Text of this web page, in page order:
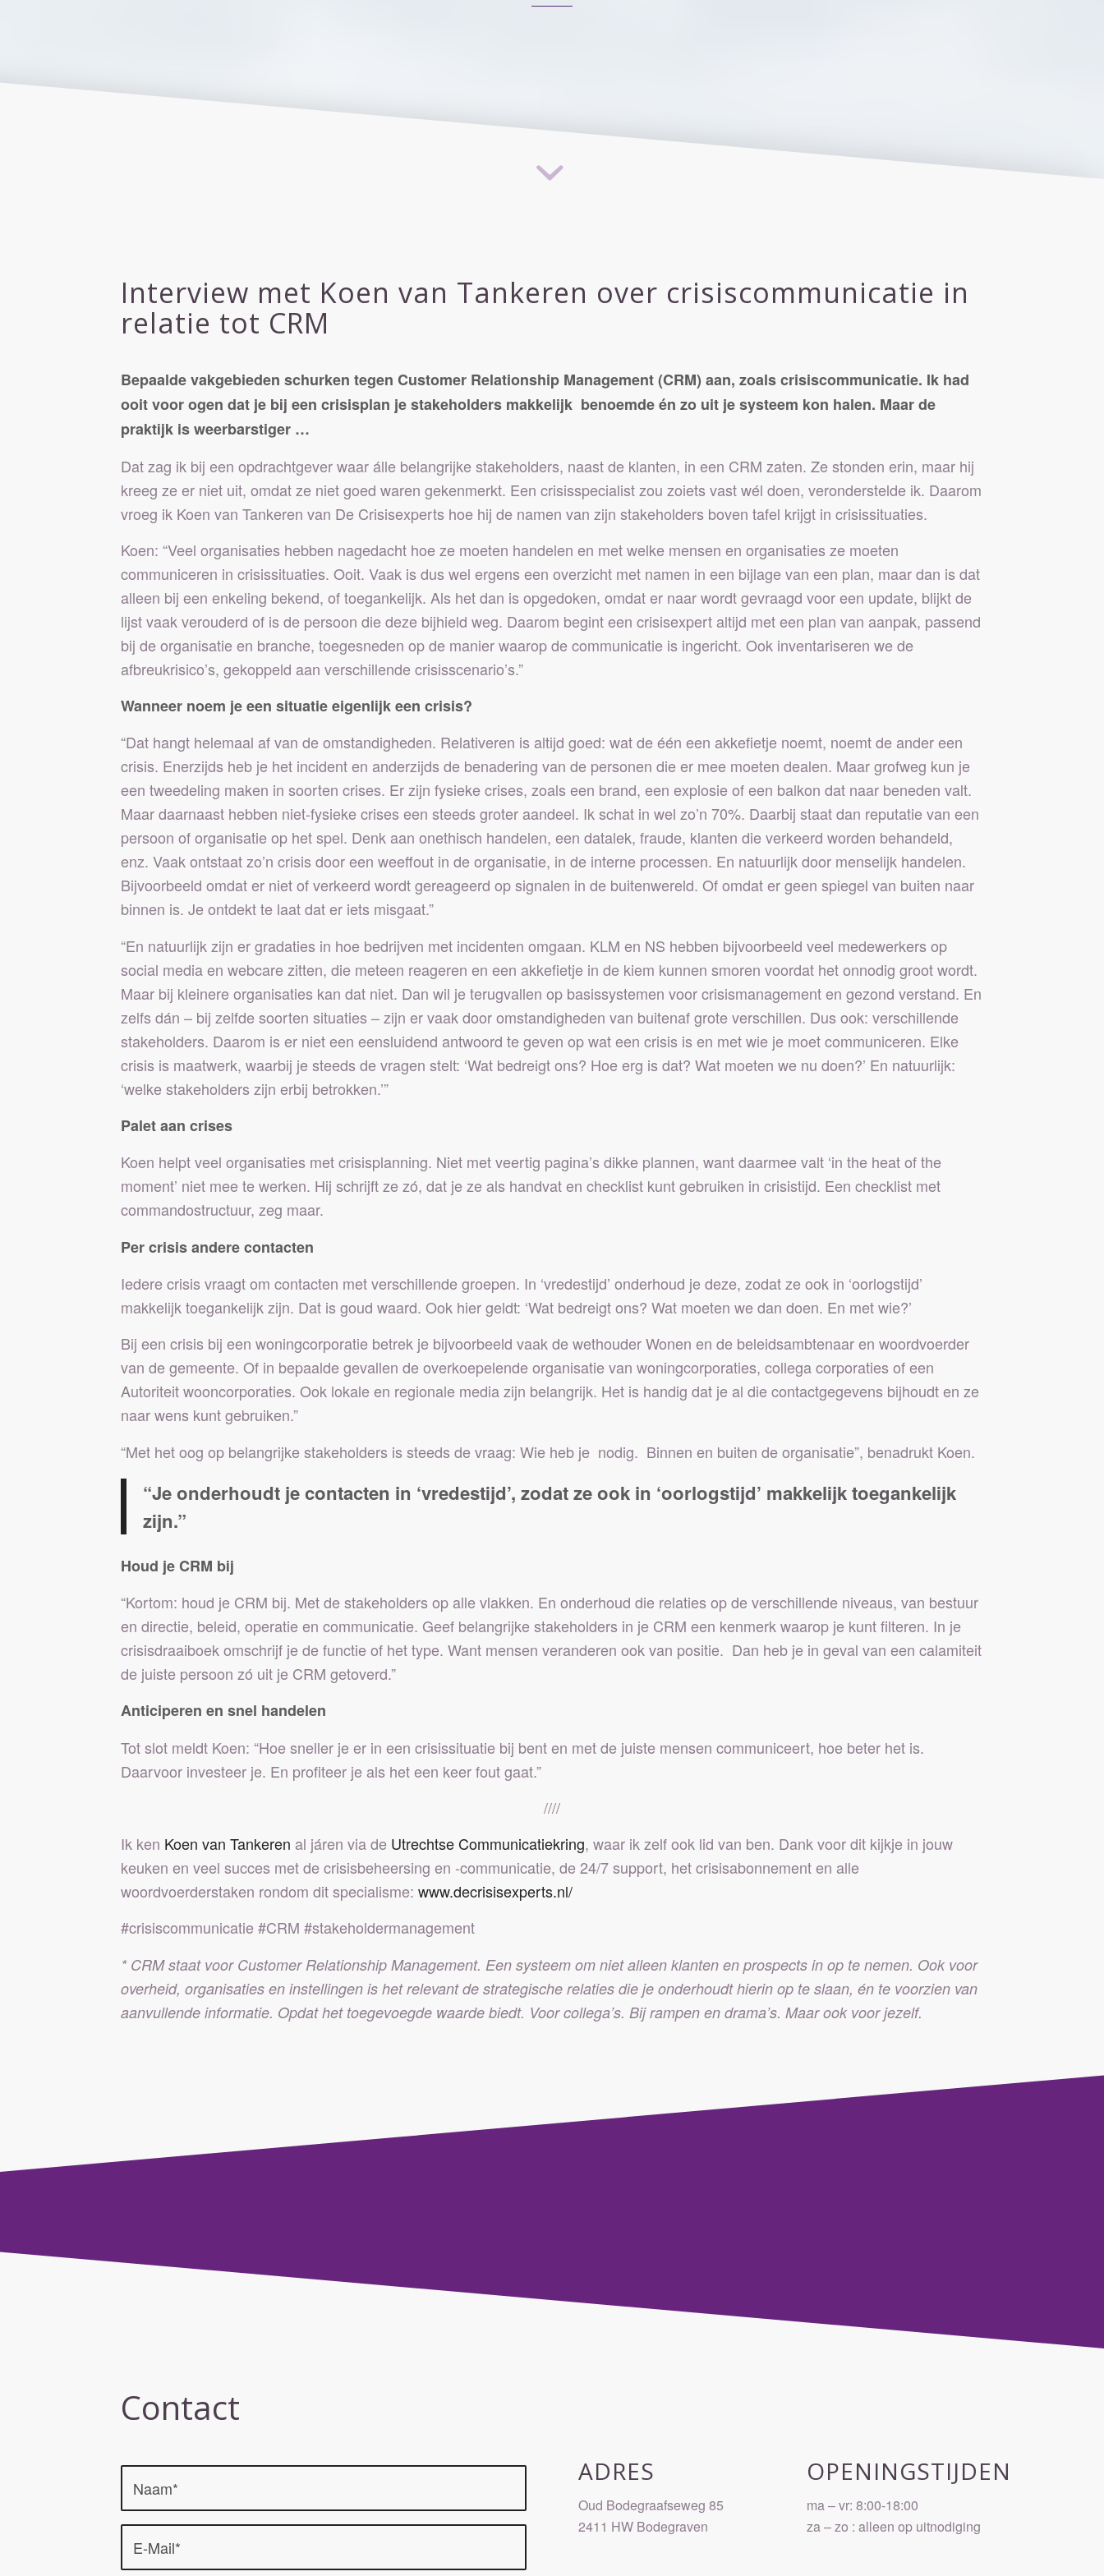
Interview met Koen van Tankeren over crisiscommunicatie in
relatie tot CRM
Bepaalde vakgebieden schurken tegen Customer Relationship Management (CRM) aan, zoals crisiscommunicatie. Ik had
ooit voor ogen dat je bij een crisisplan je stakeholders makkelijk benoemde én zo uit je systeem kon halen. Maar de
praktijk is weerbarstiger …
Dat zag ik bij een opdrachtgever waar álle belangrijke stakeholders, naast de klanten, in een CRM zaten. Ze stonden erin, maar hij
kreeg ze er niet uit, omdat ze niet goed waren gekenmerkt. Een crisisspecialist zou zoiets vast wél doen, veronderstelde ik. Daarom
vroeg ik Koen van Tankeren van De Crisisexperts hoe hij de namen van zijn stakeholders boven tafel krijgt in crisissituaties.
Koen: “Veel organisaties hebben nagedacht hoe ze moeten handelen en met welke mensen en organisaties ze moeten
communiceren in crisissituaties. Ooit. Vaak is dus wel ergens een overzicht met namen in een bijlage van een plan, maar dan is dat
alleen bij een enkeling bekend, of toegankelijk. Als het dan is opgedoken, omdat er naar wordt gevraagd voor een update, blijkt de
lijst vaak verouderd of is de persoon die deze bijhield weg. Daarom begint een crisisexpert altijd met een plan van aanpak, passend
bij de organisatie en branche, toegesneden op de manier waarop de communicatie is ingericht. Ook inventariseren we de
afbreukrisico’s, gekoppeld aan verschillende crisisscenario’s.”
Wanneer noem je een situatie eigenlijk een crisis?
“Dat hangt helemaal af van de omstandigheden. Relativeren is altijd goed: wat de één een akkefietje noemt, noemt de ander een
crisis. Enerzijds heb je het incident en anderzijds de benadering van de personen die er mee moeten dealen. Maar grofweg kun je
een tweedeling maken in soorten crises. Er zijn fysieke crises, zoals een brand, een explosie of een balkon dat naar beneden valt.
Maar daarnaast hebben niet-fysieke crises een steeds groter aandeel. Ik schat in wel zo’n 70%. Daarbij staat dan reputatie van een
persoon of organisatie op het spel. Denk aan onethisch handelen, een datalek, fraude, klanten die verkeerd worden behandeld,
enz. Vaak ontstaat zo’n crisis door een weeffout in de organisatie, in de interne processen. En natuurlijk door menselijk handelen.
Bijvoorbeeld omdat er niet of verkeerd wordt gereageerd op signalen in de buitenwereld. Of omdat er geen spiegel van buiten naar
binnen is. Je ontdekt te laat dat er iets misgaat.”
“En natuurlijk zijn er gradaties in hoe bedrijven met incidenten omgaan. KLM en NS hebben bijvoorbeeld veel medewerkers op
social media en webcare zitten, die meteen reageren en een akkefietje in de kiem kunnen smoren voordat het onnodig groot wordt.
Maar bij kleinere organisaties kan dat niet. Dan wil je terugvallen op basissystemen voor crisismanagement en gezond verstand. En
zelfs dán – bij zelfde soorten situaties – zijn er vaak door omstandigheden van buitenaf grote verschillen. Dus ook: verschillende
stakeholders. Daarom is er niet een eensluidend antwoord te geven op wat een crisis is en met wie je moet communiceren. Elke
crisis is maatwerk, waarbij je steeds de vragen stelt: ‘Wat bedreigt ons? Hoe erg is dat? Wat moeten we nu doen?’ En natuurlijk:
‘welke stakeholders zijn erbij betrokken.’”
Palet aan crises
Koen helpt veel organisaties met crisisplanning. Niet met veertig pagina’s dikke plannen, want daarmee valt ‘in the heat of the
moment’ niet mee te werken. Hij schrijft ze zó, dat je ze als handvat en checklist kunt gebruiken in crisistijd. Een checklist met
commandostructuur, zeg maar.
Per crisis andere contacten
Iedere crisis vraagt om contacten met verschillende groepen. In ‘vredestijd’ onderhoud je deze, zodat ze ook in ‘oorlogstijd’
makkelijk toegankelijk zijn. Dat is goud waard. Ook hier geldt: ‘Wat bedreigt ons? Wat moeten we dan doen. En met wie?’
Bij een crisis bij een woningcorporatie betrek je bijvoorbeeld vaak de wethouder Wonen en de beleidsambtenaar en woordvoerder
van de gemeente. Of in bepaalde gevallen de overkoepelende organisatie van woningcorporaties, collega corporaties of een
Autoriteit wooncorporaties. Ook lokale en regionale media zijn belangrijk. Het is handig dat je al die contactgegevens bijhoudt en ze
naar wens kunt gebruiken.”
“Met het oog op belangrijke stakeholders is steeds de vraag: Wie heb je nodig. Binnen en buiten de organisatie”, benadrukt Koen.
“Je onderhoudt je contacten in ‘vredestijd’, zodat ze ook in ‘oorlogstijd’ makkelijk toegankelijk
zijn.”
Houd je CRM bij
“Kortom: houd je CRM bij. Met de stakeholders op alle vlakken. En onderhoud die relaties op de verschillende niveaus, van bestuur
en directie, beleid, operatie en communicatie. Geef belangrijke stakeholders in je CRM een kenmerk waarop je kunt filteren. In je
crisisdraaiboek omschrijf je de functie of het type. Want mensen veranderen ook van positie. Dan heb je in geval van een calamiteit
de juiste persoon zó uit je CRM getoverd.”
Anticiperen en snel handelen
Tot slot meldt Koen: “Hoe sneller je er in een crisissituatie bij bent en met de juiste mensen communiceert, hoe beter het is.
Daarvoor investeer je. En profiteer je als het een keer fout gaat.”
////
Ik ken Koen van Tankeren al járen via de Utrechtse Communicatiekring, waar ik zelf ook lid van ben. Dank voor dit kijkje in jouw
keuken en veel succes met de crisisbeheersing en -communicatie, de 24/7 support, het crisisabonnement en alle
woordvoerderstaken rondom dit specialisme: www.decrisisexperts.nl/
#crisiscommunicatie #CRM #stakeholdermanagement
* CRM staat voor Customer Relationship Management. Een systeem om niet alleen klanten en prospects in op te nemen. Ook voor
overheid, organisaties en instellingen is het relevant de strategische relaties die je onderhoudt hierin op te slaan, én te voorzien van
aanvullende informatie. Opdat het toegevoegde waarde biedt. Voor collega’s. Bij rampen en drama’s. Maar ook voor jezelf.
Contact
ADRES
Oud Bodegraafseweg 85
2411 HW Bodegraven
OPENINGSTIJDEN
ma – vr: 8:00-18:00
za – zo : alleen op uitnodiging